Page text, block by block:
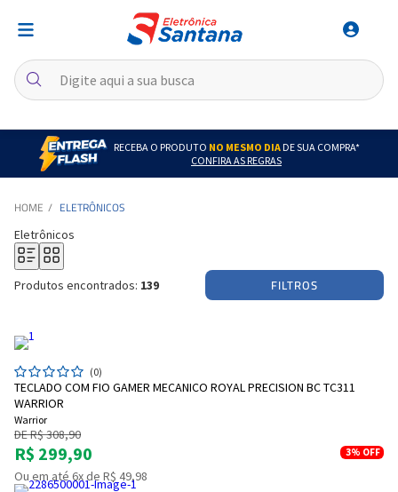
RECEBA O PRODUTO NO MESMO DIADE SUA COMPRA*
CONFIRA AS REGRAS
ELETRÔNICOS
Eletrônicos
Produtos encontrados: 139 FILTROS
(0)
TECLADO COM FIO GAMER MECANICO ROYAL PRECISION BC TC311
WARRIOR
Warrior
DE R$ 308,90
R$ 299,90 3% OFF
Ou em até 6x de R$ 49,98